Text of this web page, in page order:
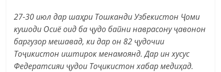
27-30 июл дар шаҳри Тошканди Узбекистон Ҷоми
кушоди Осиё оид ба ҷудо байни наврасону ҷавонон
баргузор мешавад, ки дар он 82 ҷудочии
Тоҷикистон иштирок менамоянд. Дар ин хусус
Федератсияи ҷудои Тоҷикистон хабар медиҳад.